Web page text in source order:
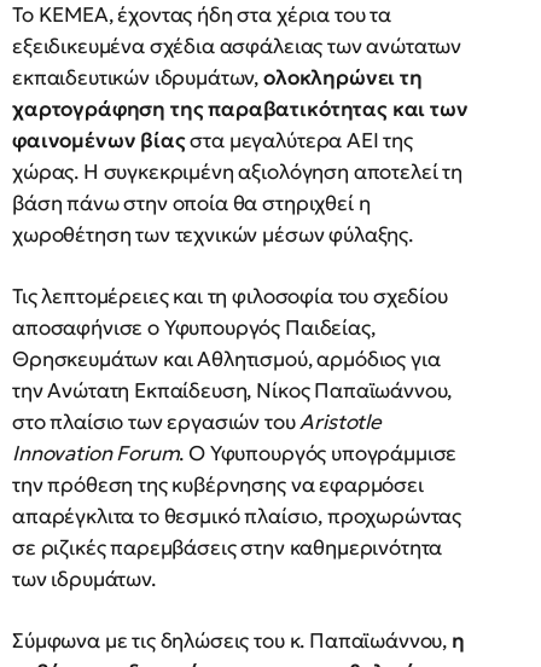
Το ΚΕΜΕΑ, έχοντας ήδη στα χέρια του τα
εξειδικευμένα σχέδια ασφάλειας των ανώτατων
εκπαιδευτικών ιδρυμάτων,ολοκληρώνει τη
χαρτογράφηση της παραβατικότητας και των
φαινομένων βίαςστα μεγαλύτερα ΑΕΙ της
χώρας. Η συγκεκριμένη αξιολόγηση αποτελεί τη
βάση πάνω στην οποία θα στηριχθεί η
χωροθέτηση των τεχνικών μέσων φύλαξης.
Τις λεπτομέρειες και τη φιλοσοφία του σχεδίου
αποσαφήνισε ο Υφυπουργός Παιδείας,
Θρησκευμάτων και Αθλητισμού, αρμόδιος για
την Ανώτατη Εκπαίδευση, Νίκος Παπαϊωάννου,
στο πλαίσιο των εργασιών τουAristotle
Innovation Forum. Ο Υφυπουργός υπογράμμισε
την πρόθεση της κυβέρνησης να εφαρμόσει
απαρέγκλιτα το θεσμικό πλαίσιο, προχωρώντας
σε ριζικές παρεμβάσεις στην καθημερινότητα
των ιδρυμάτων.
Σύμφωνα με τις δηλώσεις του κ. Παπαϊωάννου, η